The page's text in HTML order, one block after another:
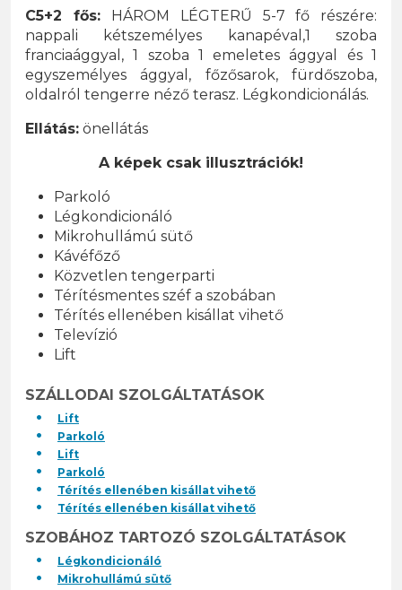
C5+2 fős: HÁROM LÉGTERŰ 5-7 fő részére:
nappali kétszemélyes kanapéval,1 szoba
franciaággyal, 1 szoba 1 emeletes ággyal és 1
egyszemélyes ággyal, főzősarok, fürdőszoba,
oldalról tengerre néző terasz. Légkondicionálás.
Ellátás: önellátás
A képek csak illusztrációk!
Parkoló
Légkondicionáló
Mikrohullámú sütő
Kávéfőző
Közvetlen tengerparti
Térítésmentes széf a szobában
Térítés ellenében kisállat vihető
Televízió
Lift
SZÁLLODAI SZOLGÁLTATÁSOK
Lift
Parkoló
Lift
Parkoló
Térítés ellenében kisállat vihető
Térítés ellenében kisállat vihető
SZOBÁHOZ TARTOZÓ SZOLGÁLTATÁSOK
Légkondicionáló
Mikrohullámú sütő